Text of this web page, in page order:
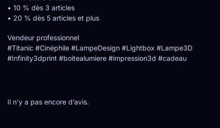
• 10 % dès 3 articles
• 20 % dès 5 articles et plus
Vendeur professionnel
#Titanic #Cinéphile #LampeDesign #Lightbox #Lampe3D
#Infinity3dprint #boitealumiere #impression3d #cadeau
Il n’y a pas encore d’avis.